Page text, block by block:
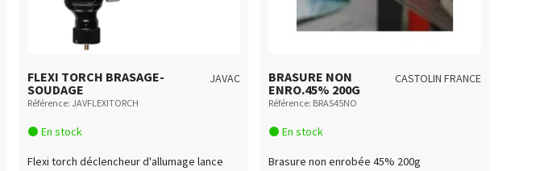
FLEXI TORCH BRASAGE-
SOUDAGE
JAVAC
Référence: JAVFLEXITORCH
En stock
Flexi torch déclencheur d'allumage lance
BRASURE NON
ENRO.45% 200G
CASTOLIN FRANCE
Référence: BRAS45NO
En stock
Brasure non enrobée 45% 200g